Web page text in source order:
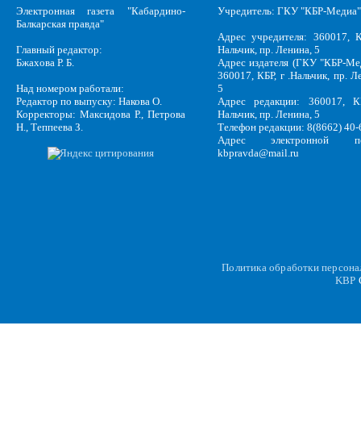
Электронная газета "Кабардино-
Балкарская правда"
Главный редактор:
Бжахова Р. Б.
Над номером работали:
Редактор по выпуску: Накова О.
Корректоры: Максидова Р., Петрова
Н., Теппеева З.
Учредитель: ГКУ "КБР-Медиа"
Адрес учредителя: 360017,
Нальчик, пр. Ленина, 5
Адрес издателя (ГКУ "КБР-
360017, КБР, г .Нальчик, пр.
5
Адрес редакции: 360017,
Нальчик, пр. Ленина, 5
Телефон редакции: 8(8662)
Адрес электронной
kbpravda@mail.ru
Политика обработки
KBP